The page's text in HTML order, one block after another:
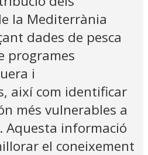
la Mediterrània
dades de pesca
programes
i
així com identificar
més vulnerables a
Aquesta informació
el coneixement